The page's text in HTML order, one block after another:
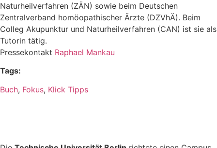
Naturheilverfahren (ZÄN) sowie beim Deutschen
Zentralverband homöopathischer Ärzte (DZVhÄ). Beim
Colleg Akupunktur und Naturheilverfahren (CAN) ist sie als
Tutorin tätig.
Pressekontakt Raphael Mankau
Tags:
Buch, Fokus, Klick Tipps